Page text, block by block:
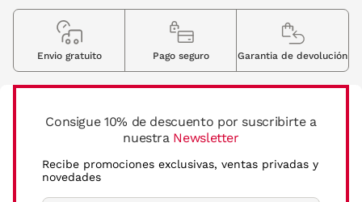
Consigue 10% de descuento por suscribirte a
nuestra Newsletter
Recibe promociones exclusivas, ventas privadas y
novedades
Envio gratuito Pago seguro Garantia de devolución